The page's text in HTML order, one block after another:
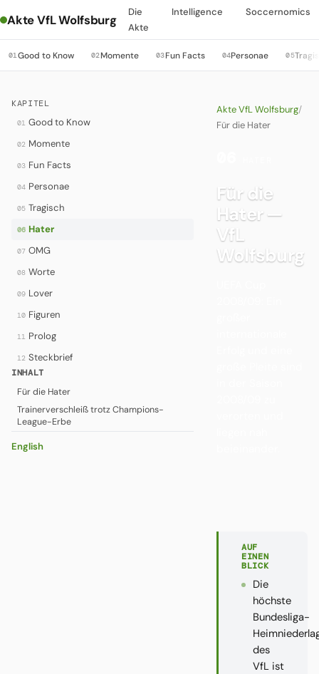
Akte VfL Wolfsburg
Die
Akte
Intelligence Soccernomics
01Good to Know 02Momente 03Fun Facts 04Personae 05
KAPITEL
01 Good to Know
02 Momente
03 Fun Facts
04 Personae
05 Tragisch
06 Hater
07 OMG
08 Worte
09 Lover
10 Figuren
11 Prolog
12 Steckbrief
INHALT
Für die Hater
Trainerverschleiß trotz Champions-
League-Erbe
English
Akte VfL Wolfsburg/
Für die Hater
Für die
Hater —
VfL
Wolfsburg
AUF
EINEN
BLICK
Die
höchste
Bundesliga-
des
VfL ist